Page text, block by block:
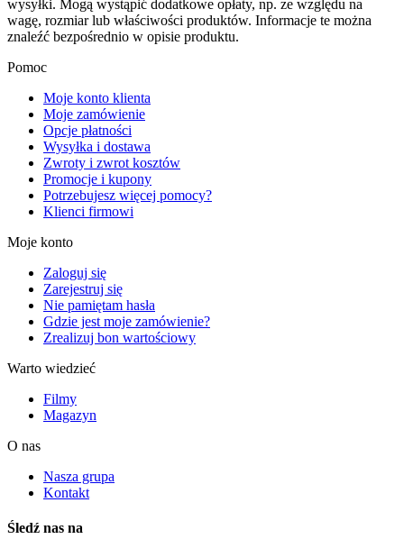
wysyłki. Mogą wystąpić dodatkowe opłaty, np. ze względu na
wagę, rozmiar lub właściwości produktów. Informacje te można
znaleźć bezpośrednio w opisie produktu.
Pomoc
Moje konto klienta
Moje zamówienie
Opcje płatności
Wysyłka i dostawa
Zwroty i zwrot kosztów
Promocje i kupony
Potrzebujesz więcej pomocy?
Klienci firmowi
Moje konto
Zaloguj się
Zarejestruj się
Nie pamiętam hasła
Gdzie jest moje zamówienie?
Zrealizuj bon wartościowy
Warto wiedzieć
Filmy
Magazyn
O nas
Nasza grupa
Kontakt
Śledź nas na